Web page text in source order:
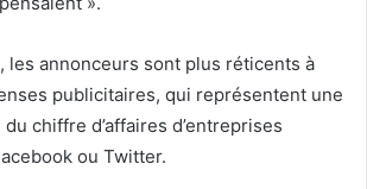
les annonceurs sont plus réticents à
publicitaires, qui représentent une
chiffre d’affaires d’entreprises
ou Twitter.